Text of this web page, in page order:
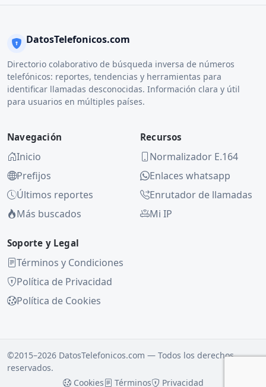
DatosTelefonicos.com
Directorio colaborativo de búsqueda inversa de números
telefónicos: reportes, tendencias y herramientas para
identificar llamadas desconocidas. Información clara y útil
para usuarios en múltiples países.
Navegación
Inicio
Prefijos
Últimos reportes
Más buscados
Recursos
Normalizador E.164
Enlaces whatsapp
Enrutador de llamadas
Mi IP
Soporte y Legal
Términos y Condiciones
Política de Privacidad
Política de Cookies
©2015–2026 DatosTelefonicos.com — Todos los derechos
reservados.
Cookies
Términos Privacidad